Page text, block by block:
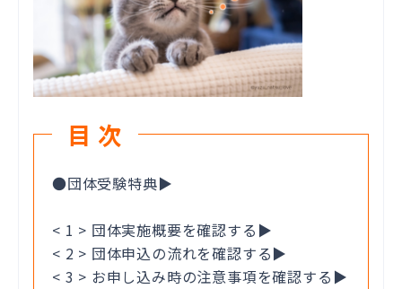
目 次
●団体受験特典▶
< 1 > 団体実施概要を確認する▶
< 2 > 団体申込の流れを確認する▶
< 3 > お申し込み時の注意事項を確認する▶